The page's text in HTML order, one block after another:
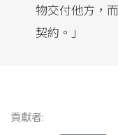
物交付他方，
契約。」
貢獻者: